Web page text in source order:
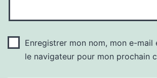
Enregistrer mon nom, mon e-mail
le navigateur pour mon prochain